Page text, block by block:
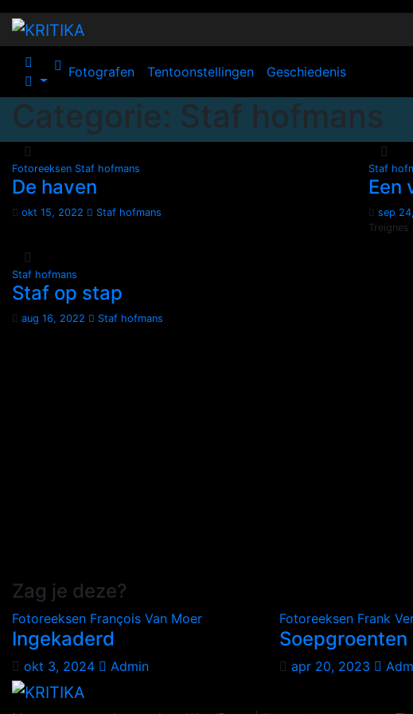
Spring
naar
de
inhoud
Fotografen Tentoonstellingen Geschiedenis
Categorie: Staf hofmans
Fotoreeksen Staf hofmans
De haven
okt 15, 2022 Staf hofmans
Staf
Een
sep
Treignes
Staf hofmans
Staf op stap
aug 16, 2022 Staf hofmans
Zag je deze?
Fotoreeksen François Van Moer
Ingekaderd
okt 3, 2024 Admin
Fotoreeksen Frank
Soepgroenten
apr 20, 2023